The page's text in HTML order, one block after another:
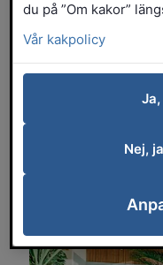
På Odenbadet
för alla åldrar.
eller tonåring.
med vattenpist,
bubbelbänkar
du på ”Om kakor”
Vår kakpolicy
Nej,